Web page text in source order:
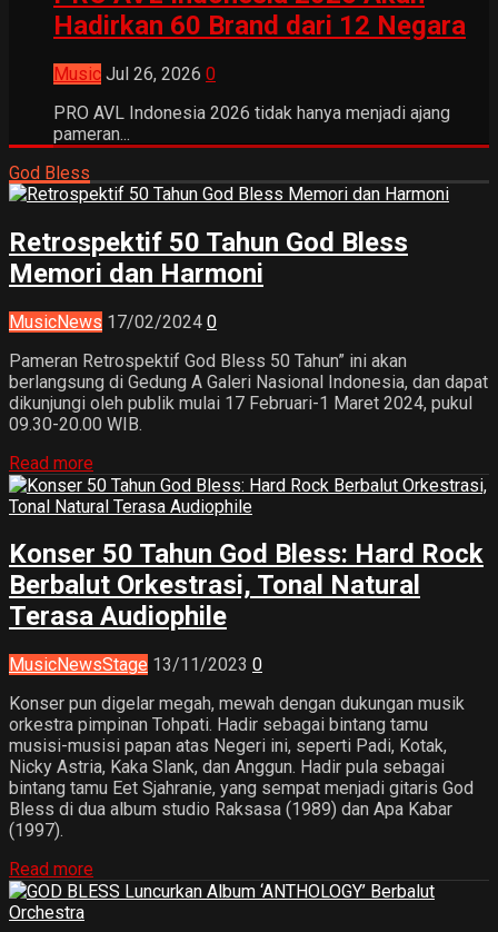
Hadirkan 60 Brand dari 12 Negara
Music Jul 26, 2026 0
PRO AVL Indonesia 2026 tidak hanya menjadi ajang
pameran...
God Bless
Retrospektif 50 Tahun God Bless
Memori dan Harmoni
MusicNews 17/02/2024 0
Pameran Retrospektif God Bless 50 Tahun” ini akan
berlangsung di Gedung A Galeri Nasional Indonesia, dan dapat
dikunjungi oleh publik mulai 17 Februari-1 Maret 2024, pukul
09.30-20.00 WIB.
Read more
Konser 50 Tahun God Bless: Hard Rock
Berbalut Orkestrasi, Tonal Natural
Terasa Audiophile
MusicNewsStage 13/11/2023 0
Konser pun digelar megah, mewah dengan dukungan musik
orkestra pimpinan Tohpati. Hadir sebagai bintang tamu
musisi-musisi papan atas Negeri ini, seperti Padi, Kotak,
Nicky Astria, Kaka Slank, dan Anggun. Hadir pula sebagai
bintang tamu Eet Sjahranie, yang sempat menjadi gitaris God
Bless di dua album studio Raksasa (1989) dan Apa Kabar
(1997).
Read more